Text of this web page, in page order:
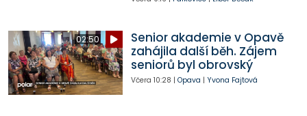
02:50
Senior akademie v Opavě
zahájila další běh. Zájem
seniorů byl obrovský
Včera 10:28 | Opava | Yvona Fajtová